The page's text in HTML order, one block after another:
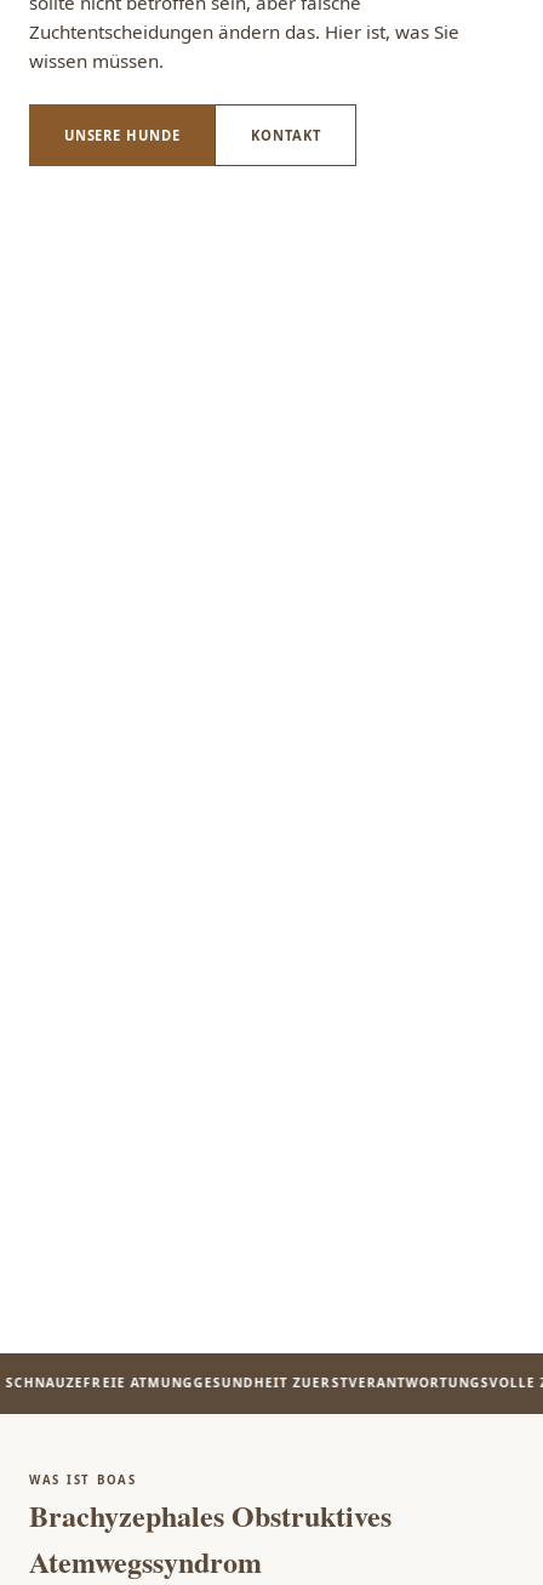
Zuchtentscheidungen ändern das. Hier ist, was Sie
wissen müssen.
UNSERE HUNDE KONTAKT
FREIE ATMUNGGESUNDHEIT ZUERSTVERANTWORTUNGSVOLLE
WAS IST BOAS
Brachyzephales Obstruktives
Atemwegssyndrom